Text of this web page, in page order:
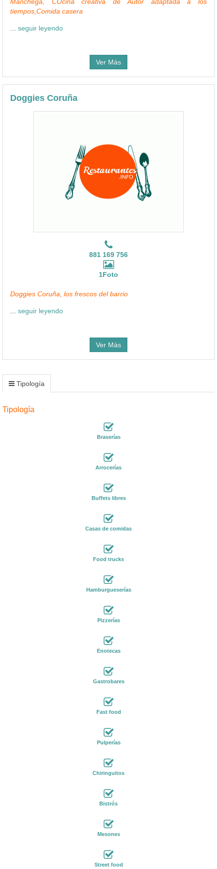
tiempos,Comida casera
seguir leyendo
Ver Más
Doggies Coruña
881 169 756
1Foto
Doggies Coruña, los frescos del barrio
seguir leyendo
Ver Más
Tipología
Tipología
Braserías
Arrocerías
Buffets libres
Casas de comidas
Food trucks
Hamburgueserías
Pizzerías
Enotecas
Gastrobares
Fast food
Pulperías
Chiringuitos
Bistrós
Mesones
Street food